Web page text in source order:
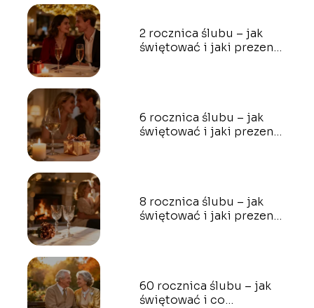
2 rocznica ślubu – jak
świętować i jaki prezent
6 rocznica ślubu – jak
świętować i jaki prezent
8 rocznica ślubu – jak
świętować i jaki prezent
60 rocznica ślubu – jak
świętować i co